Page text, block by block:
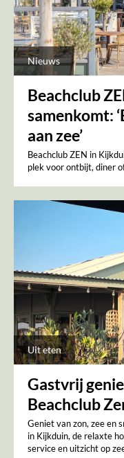
Nieuws
Beachclub
samenkomt:
aan zee’
Beachclub ZEN in
plek voor ontbijt, diner
Uit eten
Gastvrij
Beachclub
Geniet van zon, zee en
in Kijkduin, de relaxte
service en uitzicht op